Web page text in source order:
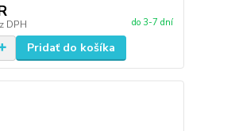
DPH do 3-7 dní
Pridať do košíka